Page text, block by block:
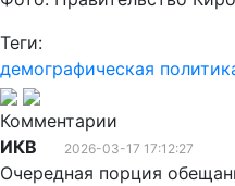
Теги:
демографическая
Комментарии
ИКВ
2026-03-17 17:12:27
Очередная порция